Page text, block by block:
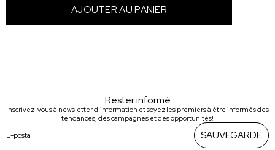
Rester informé
Inscrivez-vous à newsletter d'information et soyez les premiers à être informés des
tendances, des campagnes et des opportunités!
SAUVEGARDE